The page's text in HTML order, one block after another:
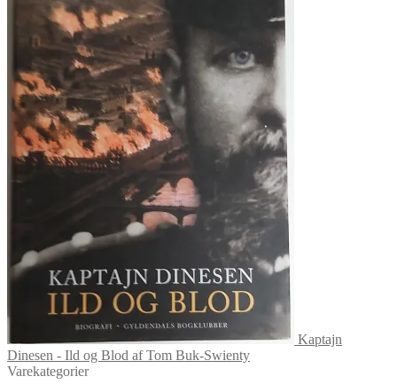
Kaptajn
Dinesen - Ild og Blod af Tom Buk-Swienty
Varekategorier